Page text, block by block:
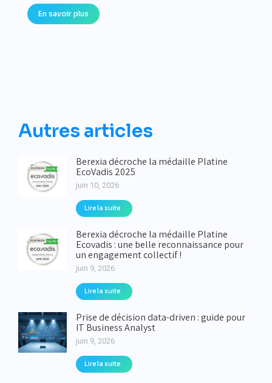
En savoir plus
Autres articles
Berexia décroche la médaille Platine
EcoVadis 2025
juin 10, 2026
Lire la suite
Berexia décroche la médaille Platine
Ecovadis : une belle reconnaissance pour
un engagement collectif !
juin 9, 2026
Lire la suite
Prise de décision data-driven : guide pour
IT Business Analyst
juin 9, 2026
Lire la suite